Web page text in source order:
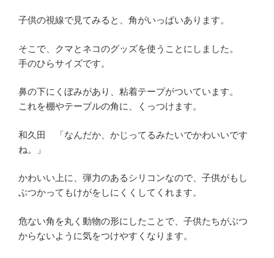
子供の視線で見てみると、角がいっぱいあります。
そこで、クマとネコのグッズを使うことにしました。
手のひらサイズです。
鼻の下にくぼみがあり、粘着テープがついています。
これを棚やテーブルの角に、くっつけます。
和久田 「なんだか、かじってるみたいでかわいいです
ね。」
かわいい上に、弾力のあるシリコンなので、子供がもし
ぶつかってもけがをしにくくしてくれます。
危ない角を丸く動物の形にしたことで、子供たちがぶつ
からないように気をつけやすくなります。